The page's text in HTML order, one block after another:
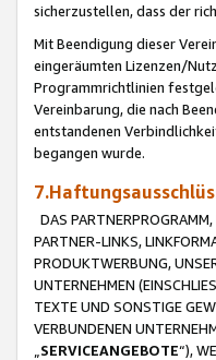
sicherzustellen, dass der
Mit Beendigung dieser
eingeräumten Lizenzen/
Programmrichtlinien
Vereinbarung, die nach
entstandenen
begangen wurde.
DAS
PARTNER-LINKS,
PRODUKTWERBUNG,
UNTERNEHMEN
TEXTE UND SONSTIGE
VERBUNDENEN
SERVICEANGEBOTE“),